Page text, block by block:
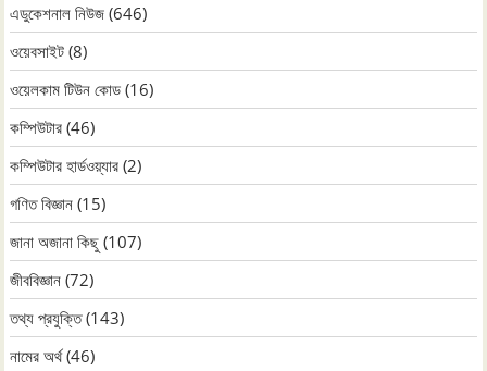
এডুকেশনাল নিউজ (646)
ওয়েবসাইট (8)
ওয়েলকাম টিউন কোড (16)
কম্পিউটার (46)
কম্পিউটার হার্ডওয়্যার (2)
গণিত বিজ্ঞান (15)
জানা অজানা কিছু (107)
জীববিজ্ঞান (72)
তথ্য প্রযুক্তি(143)
নামের অর্থ(46)